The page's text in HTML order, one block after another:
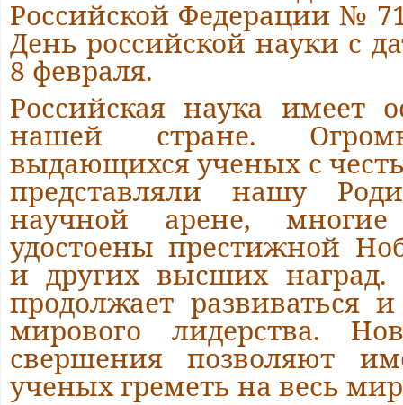
Российской Федерации №
День российской науки с
8 февраля.
Российская наука имеет
нашей стране.
выдающихся ученых с
представляли нашу
научной арене,
удостоены престижной
и других высших наград.
продолжает развиваться
мирового лидерства.
свершения позволяют
ученых греметь на весь